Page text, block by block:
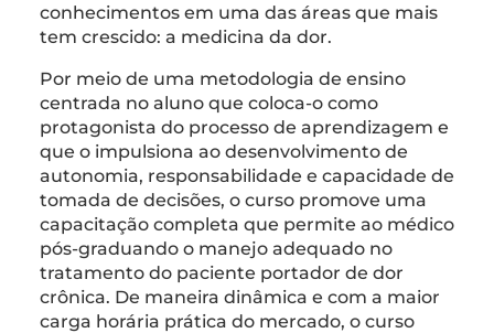
conhecimentos em uma das áreas que mais
tem crescido: a medicina da dor.
Por meio de uma metodologia de ensino
centrada no aluno que coloca-o como
protagonista do processo de aprendizagem e
que o impulsiona ao desenvolvimento de
autonomia, responsabilidade e capacidade de
tomada de decisões, o curso promove uma
capacitação completa que permite ao médico
pós-graduando o manejo adequado no
tratamento do paciente portador de dor
crônica. De maneira dinâmica e com a maior
carga horária prática do mercado, o curso